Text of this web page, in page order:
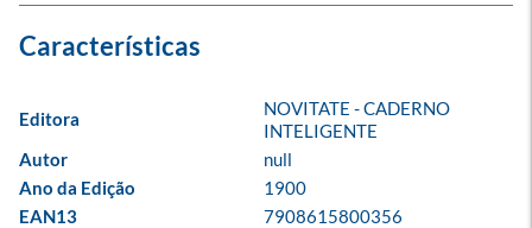
Editora
NOVITATE - CADERNO
INTELIGENTE
Autor
null
Ano da Edição
1900
EAN13
7908615800356